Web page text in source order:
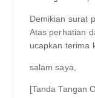
Demikian surat
Atas perhatian
ucapkan terima
salam saya,
[Tanda Tangan